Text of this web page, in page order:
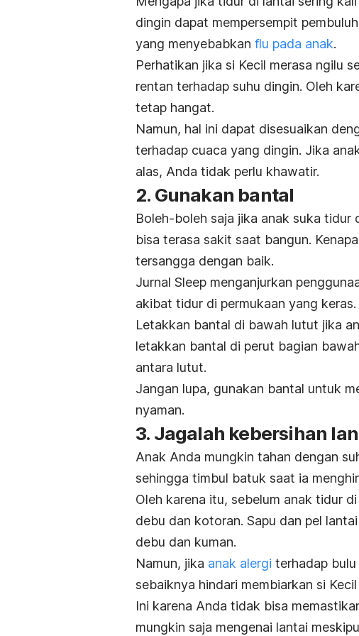
dingin dapat mempersempit
yang menyebabkan flu pada anak.
Perhatikan jika si Kecil merasa ngilu
rentan terhadap suhu dingin. Oleh
tetap hangat.
Namun, hal ini dapat disesuaikan
terhadap cuaca yang dingin. Jika
alas, Anda tidak perlu khawatir.
2. Gunakan bantal
Boleh-boleh saja jika anak suka
bisa terasa sakit saat bangun.
tersangga dengan baik.
Jurnal Sleep menganjurkan
akibat tidur di permukaan yang keras.
Letakkan bantal di bawah lutut jika
letakkan bantal di perut bagian
antara lutut.
Jangan lupa, gunakan bantal untuk
nyaman.
3. Jagalah kebersihan
Anak Anda mungkin tahan dengan
sehingga timbul batuk saat ia
Oleh karena itu, sebelum anak tidur
debu dan kotoran. Sapu dan pel
debu dan kuman.
Namun, jika anak alergi terhadap
sebaiknya hindari membiarkan si
Ini karena Anda tidak bisa
mungkin saja mengenai lantai